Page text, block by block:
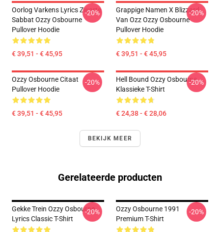
Oorlog Varkens Lyrics Zwarte
Sabbat Ozzy Osbourne
Pullover Hoodie
€ 39,51 - € 45,95
-20%
Grappige Namen X Blizzard
Van Ozz Ozzy Osbourne
Pullover Hoodie
€ 39,51 - € 45,95
-20%
Ozzy Osbourne Citaat
Pullover Hoodie
€ 39,51 - € 45,95
-20%
Hell Bound Ozzy Osbourne
Klassieke T-Shirt
€ 24,38 - € 28,06
-20%
BEKIJK MEER
Gerelateerde producten
Gekke Trein Ozzy Osbourne
Lyrics Classic T-Shirt
-20%
Ozzy Osbourne 1991
Premium T-Shirt
-20%